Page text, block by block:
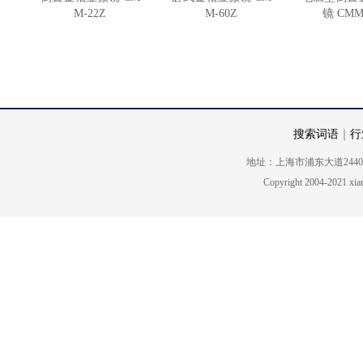
M-22Z
M-60Z
镜
搜索词语
地址：上海市浦东大道2440
Copyright 2004-2021